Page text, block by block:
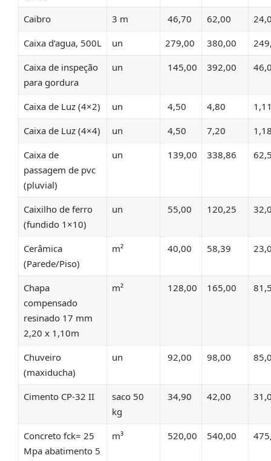
Caibro 3 m 46,70 62,00
Caixa d’agua, 500L
un 279,00 380,00
Caixa de inspeção
para gordura
un 145,00 392,00
Caixa de Luz (4×2) un 4,50 4,80
Caixa de Luz (4×4)
un 4,50 7,20
Caixa de
passagem de pvc
(pluvial)
un 139,00 338,86
Caixilho de ferro
(fundido 1×10)
un 55,00 120,25
Cerâmica
(Parede/Piso)
m² 40,00 58,39
Chapa
compensado
resinado 17 mm
2,20 x 1,10m
m² 128,00 165,00
Chuveiro
(maxiducha)
un 92,00 98,00
Cimento CP-32 II
saco 50
kg
34,90 42,00
Concreto fck= 25
Mpa abatimento 5
m³ 520,00 540,00